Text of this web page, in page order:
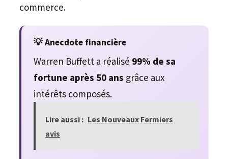
commerce.
💡 Anecdote financière
Warren Buffett a réalisé 99% de sa
fortune après 50 ans grâce aux
intérêts composés.
Lire aussi : Les Nouveaux Fermiers
avis